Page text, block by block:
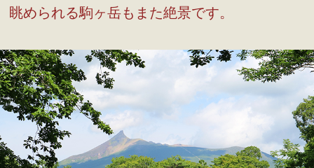
眺められる駒ヶ岳もまた絶景です。